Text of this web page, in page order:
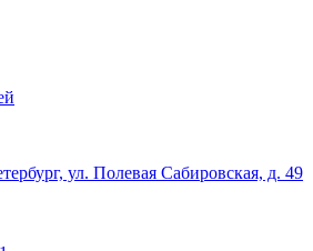
ул. Полевая Сабировская, д. 49